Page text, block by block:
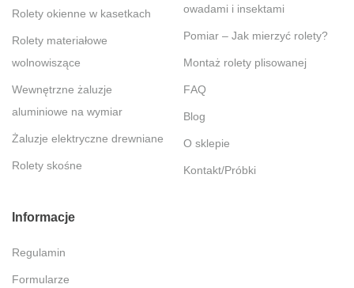
Rolety okienne w kasetkach
Rolety materiałowe
wolnowiszące
Wewnętrzne żaluzje
aluminiowe na wymiar
Żaluzje elektryczne drewniane
Rolety skośne
owadami i insektami
Pomiar – Jak mierzyć rolety?
Montaż rolety plisowanej
FAQ
Blog
O sklepie
Kontakt/Próbki
Informacje
Regulamin
Formularze